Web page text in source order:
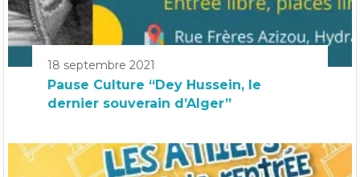
18 septembre 2021
Pause Culture “Dey Hussein, le
dernier souverain d’Alger”